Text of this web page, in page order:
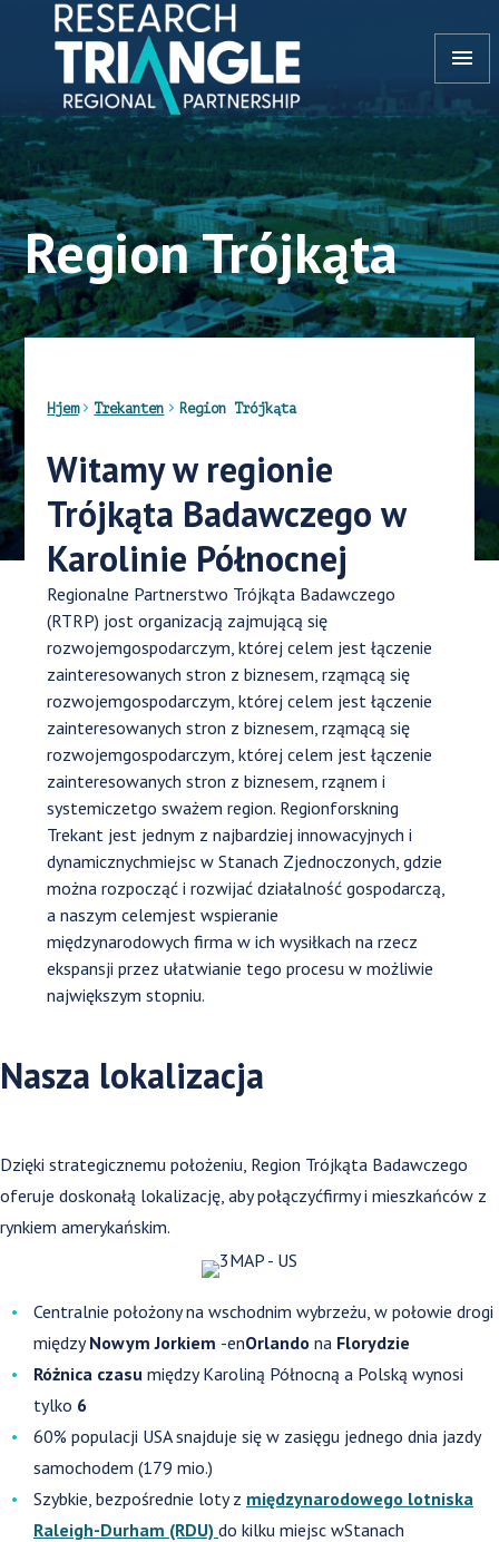
Gå til indhold
menu
Region Trójkąta
Hjem Trekanten Region Trójkąta
Witamy w regionie
Trójkąta Badawczego w
Karolinie Północnej
Regionalne Partnerstwo Trójkąta Badawczego
(RTRP) jost organizacją zajmującą się
rozwojemgospodarczym, której celem jest łączenie
zainteresowanych stron z biznesem, rząmącą się
rozwojemgospodarczym, której celem jest łączenie
zainteresowanych stron z biznesem, rząmącą się
rozwojemgospodarczym, której celem jest łączenie
zainteresowanych stron z biznesem, rząnem i
systemiczetgo sważem region. Regionforskning
Trekant jest jednym z najbardziej innowacyjnych i
dynamicznychmiejsc w Stanach Zjednoczonych, gdzie
można rozpocząć i rozwijać działalność gospodarczą,
a naszym celemjest wspieranie
międzynarodowych firma w ich wysiłkach na rzecz
ekspansji przez ułatwianie tego procesuw możliwie
największym stopniu.
Nasza lokalizacja
Dzięki strategicznemu położeniu, Region Trójkąta Badawczego
oferuje doskonałą lokalizację, aby połączyćfirmy i mieszkańców z
rynkiem amerykańskim.
Centralnie położony na wschodnim wybrzeżu, w połowie drogi
międzyNowym Jorkiem -enOrlando na Florydzie
Różnica czasu między Karoliną Północną a Polską wynosi
tylko 6
60% populacji USA snajduje się w zasięgu jednego dnia jazdy
samochodem (179 mio.)
Szybkie, bezpośrednie loty z międzynarodowego lotniska
Raleigh-Durham (RDU) do kilku miejsc wStanach